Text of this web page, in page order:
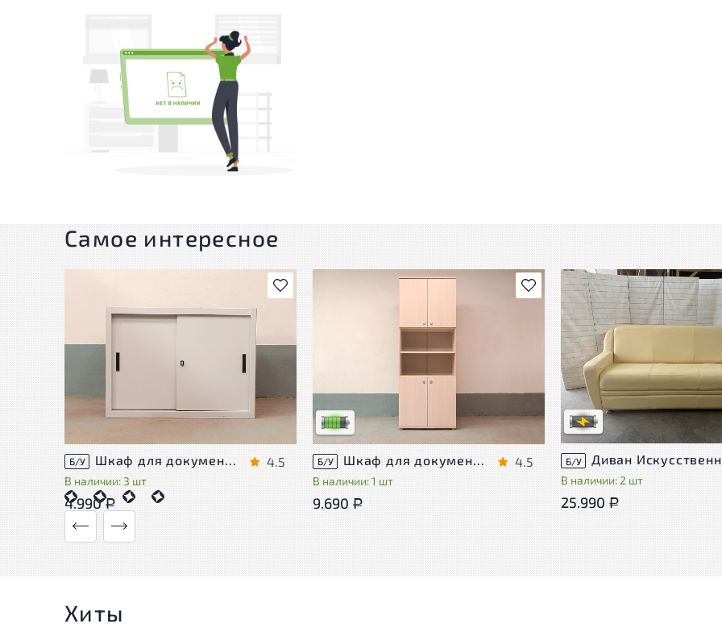
Самое интересное
В избранное
Б/У
В наличии: 3 шт
4.5
4.990Р
В избранное
У товара присутствуют незначительные
следы эксплуатации, не влияющие на
удобство его использования
Низкая степень износа
Б/У
В наличии: 1 шт
4.5
9.690 Р
Степень износа находится на
проверки. Вы можете уточнить
дополнительную информацию
сотрудников магазина
В обработке
Б/У
В наличии: 2 шт
25.990 Р
Хиты